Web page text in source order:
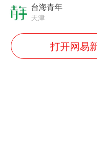
台海青年
天津
打开网易